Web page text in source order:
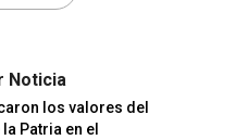
Noticia
los valores del
Patria en el